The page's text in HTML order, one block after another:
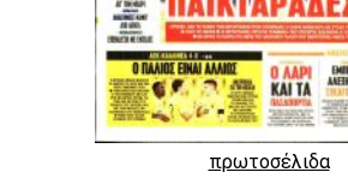
πρωτοσέλιδα